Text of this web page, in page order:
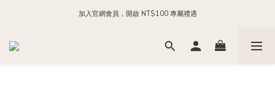
每日 24:00 前下單，現貨商品隔日出貨
加入官網會員，開啟 NT$100 專屬禮遇
加入官方 LINE，領取 NT$200 購物金